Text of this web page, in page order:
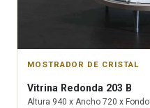
MOSTRADOR DE CRISTAL
Vitrina Redonda 203 B
Altura 940 x Ancho 720 x Fondo